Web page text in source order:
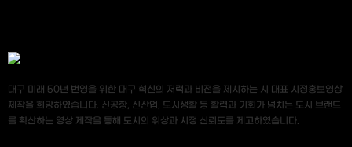
대구 미래 50년 번영을 위한 대구 혁신의 저력과 비전을 제시하는 시 대표 시정홍보영상
제작을 희망하였습니다. 신공항, 신산업, 도시생활 등 활력과 기회가 넘치는 도시 브랜드
를 확산하는 영상 제작을 통해 도시의 위상과 시정 신뢰도를 제고하였습니다.